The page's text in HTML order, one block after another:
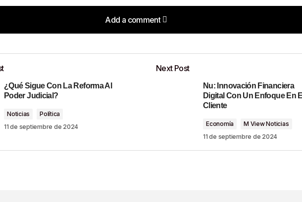
Add a comment
Add a comment
correo electrónico no será publicada. Los campos obligatorios están marcados con
¿Qué Sigue Con La Reforma Al
Poder Judicial?
Noticias
Política
11 de septiembre de 2024
Next Post
Nu: Innovación Financiera
Digital Con Un Enfoque En
Cliente
Economía
M View Noticias
11 de septiembre de 2024